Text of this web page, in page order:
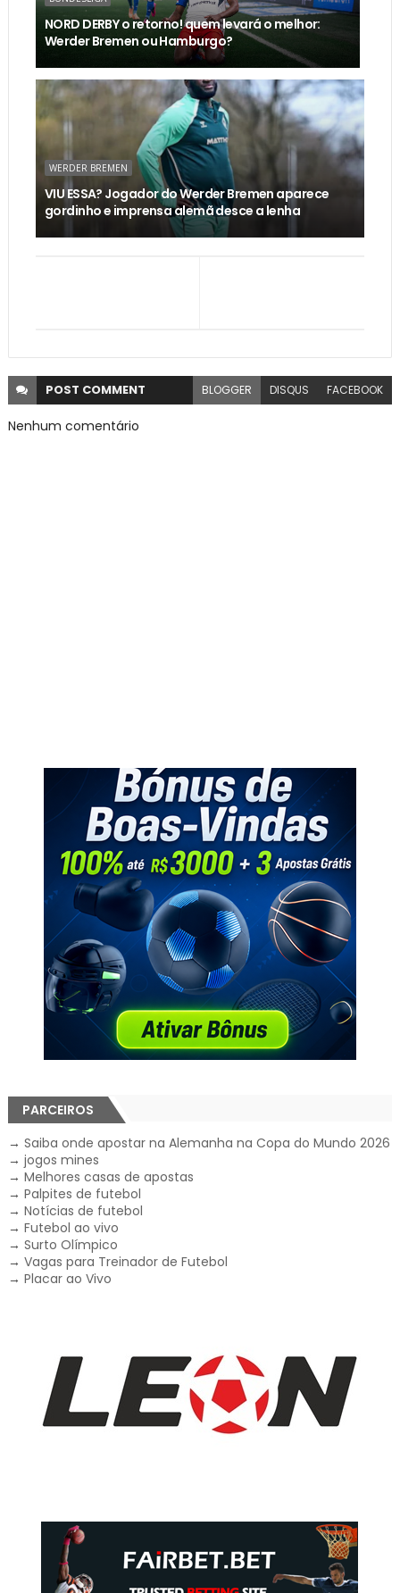
NORD DERBY o retorno! quem levará o melhor:
Werder Bremen ou Hamburgo?
WERDER BREMEN
VIU ESSA? Jogador do Werder Bremen aparece
gordinho e imprensa alemã desce a lenha
POST COMMENT BLOGGER DISQUS FACEBOOK
Nenhum comentário
PARCEIROS
→ Saiba onde apostar na Alemanha na Copa do Mundo 2026
→ jogos mines
→ Melhores casas de apostas
→ Palpites de futebol
→ Notícias de futebol
→ Futebol ao vivo
→ Surto Olímpico
→ Vagas para Treinador de Futebol
→ Placar ao Vivo